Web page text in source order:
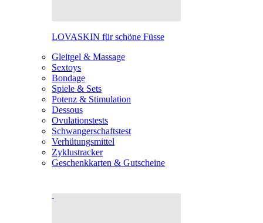
LOVASKIN für schöne Füsse
Gleitgel & Massage
Sextoys
Bondage
Spiele & Sets
Potenz & Stimulation
Dessous
Ovulationstests
Schwangerschaftstest
Verhütungsmittel
Zyklustracker
Geschenkkarten & Gutscheine